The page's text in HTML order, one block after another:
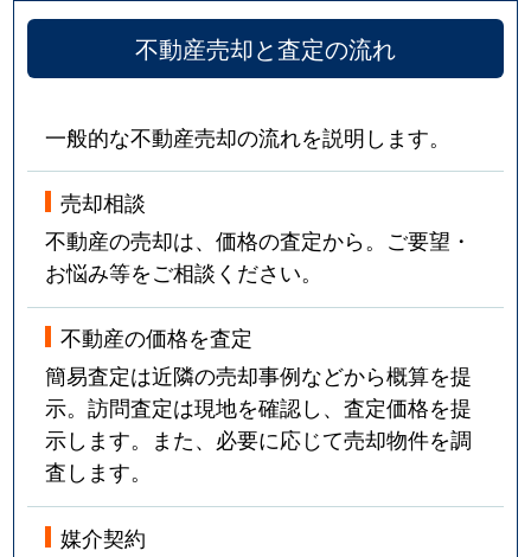
不動産売却と査定の流れ
一般的な不動産売却の流れを説明します。
売却相談
不動産の売却は、価格の査定から。ご要望・
お悩み等をご相談ください。
不動産の価格を査定
簡易査定は近隣の売却事例などから概算を提
示。訪問査定は現地を確認し、査定価格を提
示します。また、必要に応じて売却物件を調
査します。
媒介契約